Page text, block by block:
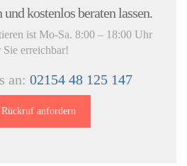
kostenlos beraten lassen.
ist Mo-Sa. 8:00 – 18:00 Uhr
Sie erreichbar!
an: 02154 48 125 147
Rückruf anfordern